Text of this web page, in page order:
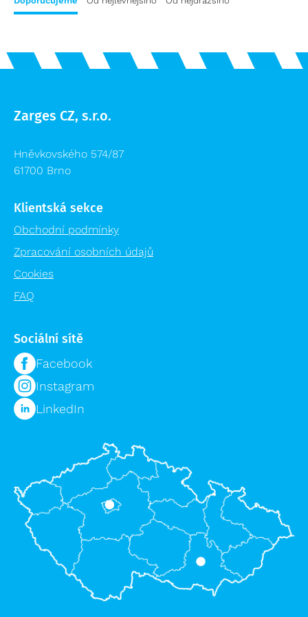
Zarges CZ, s.r.o.
Hněvkovského 574/87
61700 Brno
Klientská sekce
Obchodní podmínky
Zpracování osobních údajů
Cookies
FAQ
Sociální sítě
Facebook
Instagram
LinkedIn